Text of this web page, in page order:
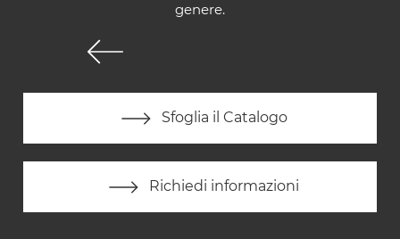
genere.
Sfoglia il Catalogo
Richiedi informazioni